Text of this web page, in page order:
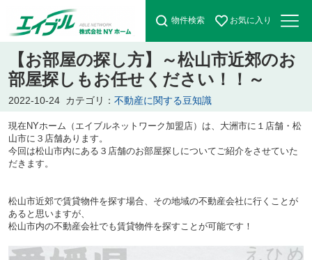
物件検索 お気に入り
【お部屋の探し方】～松山市近郊のお
部屋探しもお任せください！！～
2022-10-24 カテゴリ： 不動産に関する豆知識
現在NYホーム（エイブルネットワーク加盟店）は、大洲市に１店舗・松
山市に３店舗あります。
今回は松山市内にある３店舗のお部屋探しについてご紹介をさせていた
だきます。
松山市近郊で賃貸物件を探す場合、その地域の不動産会社に行くことが
あると思いますが、
松山市内の不動産会社でも賃貸物件を探すことが可能です！